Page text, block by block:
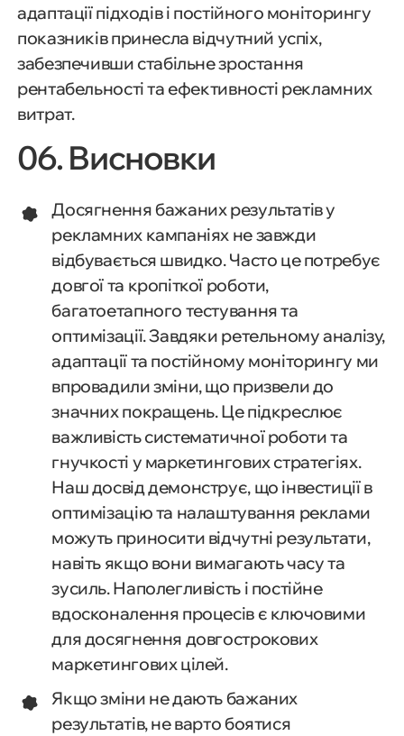
адаптації підходів і постійного моніторингу
показників принесла відчутний успіх,
забезпечивши стабільне зростання
рентабельності та ефективності рекламних
витрат.
06. Висновки
Досягнення бажаних результатів у
рекламних кампаніях не завжди
відбувається швидко. Часто це потребує
довгої та кропіткої роботи,
багатоетапного тестування та
оптимізації. Завдяки ретельному аналізу,
адаптації та постійному моніторингу ми
впровадили зміни, що призвели до
значних покращень. Це підкреслює
важливість систематичної роботи та
гнучкості у маркетингових стратегіях.
Наш досвід демонструє, що інвестиції в
оптимізацію та налаштування реклами
можуть приносити відчутні результати,
навіть якщо вони вимагають часу та
зусиль. Наполегливість і постійне
вдосконалення процесів є ключовими
для досягнення довгострокових
маркетингових цілей.
Якщо зміни не дають бажаних
результатів, не варто боятися